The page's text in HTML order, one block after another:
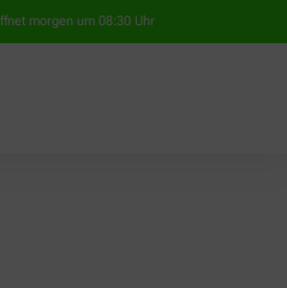
morgen um 08:30 Uhr